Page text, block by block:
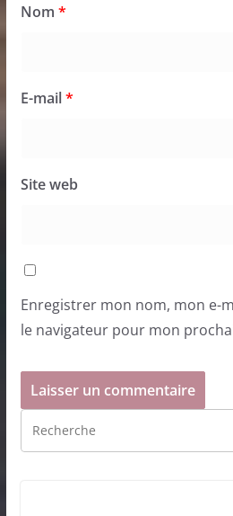
Nom *
E-mail*
Site web
Enregistrer mon nom, mon e-
le navigateur pour mon